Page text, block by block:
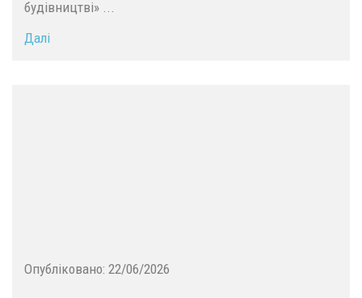
будівництві» ...
Далі
Опубліковано: 22/06/2026